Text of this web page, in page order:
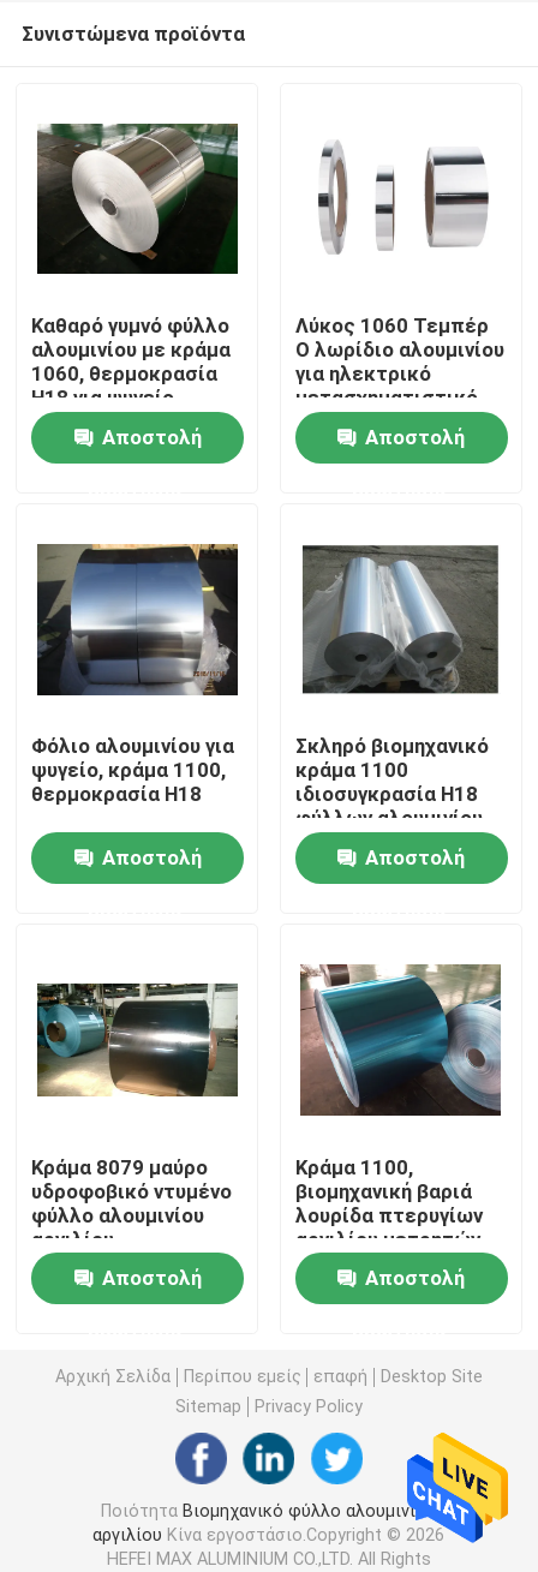
Σπίτι
Προϊόντα
Εμφάνιση VR
Σχετικά με εμάς
Έλεγχος ποιότητας
Επικοινωνήστε μαζί μας
Υποθέσεις
Ζητήστε μια προσφορά
Βιομηχανικό φύλλο αλουμινίου αργιλίου
Υδρόφιλο φύλλο αλουμινίου αλουμινίου
ταινίες αλουμινίου
Απόθεμα πτερυγίων αλουμινίου
Χρώμα υμένιο πηνίο αλουμινίου
Συνιστώμενα προϊόντα
Καθαρό γυμνό φύλλο
αλουμινίου με κράμα
1060, θερμοκρασία
H18 για ψυγείο
Αποστολή
Λύκος 1060 Τεμπέρ
Ο λωρίδιο αλουμινίου
για ηλεκτρικό
μετασχηματιστικό
περιτύλιγμα
Αποστολή
Φόλιο αλουμινίου για
ψυγείο, κράμα 1100,
θερμοκρασία H18
Αποστολή
Σκληρό βιομηχανικό
κράμα 1100
ιδιοσυγκρασία H18
φύλλων αλουμινίου
αλουμινίου δικτύου
φίλτρων αέρα
Αποστολή
Κράμα 8079 μαύρο
υδροφοβικό ντυμένο
φύλλο αλουμινίου
αργιλίου
ιδιοσυγκρασίας H22
για το απόθεμα
πτερυγίων με το
Αποστολή
Κράμα 1100,
βιομηχανική βαριά
λουρίδα πτερυγίων
αργιλίου μετρητών
ιδιοσυγκρασίας H22
με την μπλε και
χρυσή υδρόφιλη και
Αποστολή
Αρχική Σελίδα Περίπου εμείς επαφή
Desktop Site
Sitemap
Privacy Policy
Ποιότητα Βιομηχανικό φύλλο αλουμινίου
αργιλίου Κίνα εργοστάσιο.Copyright © 2026
HEFEI MAX ALUMINIUM CO.,LTD. All Rights